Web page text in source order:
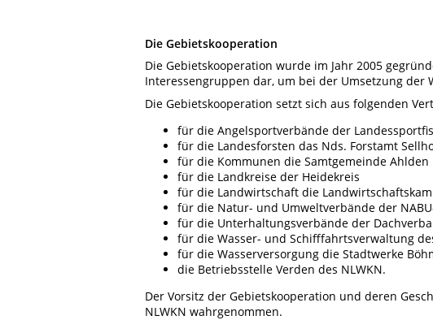
Die Gebietskooperation
Die Gebietskooperation wurde im Jahr 2005
Interessengruppen dar, um bei der Umsetzung der
Die Gebietskooperation setzt sich aus folgenden
für die Angelsportverbände der
für die Landesforsten das Nds. Forstamt
für die Kommunen die Samtgemeinde Ahlden
für die Landkreise der Heidekreis
für die Landwirtschaft die
für die Natur- und Umweltverbände der
für die Unterhaltungsverbände der
für die Wasser- und Schifffahrtsverwaltung
für die Wasserversorgung die Stadtwerke
die Betriebsstelle Verden des NLWKN.
Der Vorsitz der Gebietskooperation und deren
NLWKN wahrgenommen.